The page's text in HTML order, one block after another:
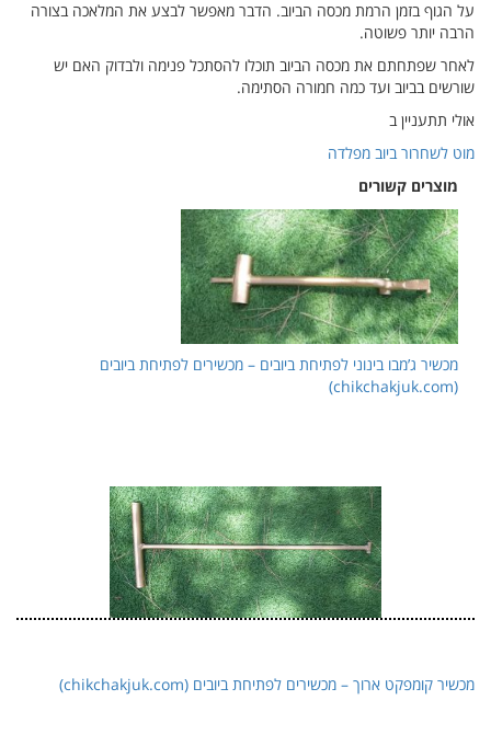
על הגוף בזמן הרמת מכסה הביוב. הדבר מאפשר לבצע את המלאכה בצורה
הרבה יותר פשוטה.
לאחר שפתחתם את מכסה הביוב תוכלו להסתכל פנימה ולבדוק האם יש
שורשים בביוב ועד כמה חמורה הסתימה.
אולי תתעניין ב
מוט לשחרור ביוב מפלדה
מוצרים קשורים
מכשיר ג’מבו בינוני לפתיחת ביובים – מכשירים לפתיחת ביובים
(chikchakjuk.com)
מכשיר קומפקט ארוך – מכשירים לפתיחת ביובים (chikchakjuk.com)